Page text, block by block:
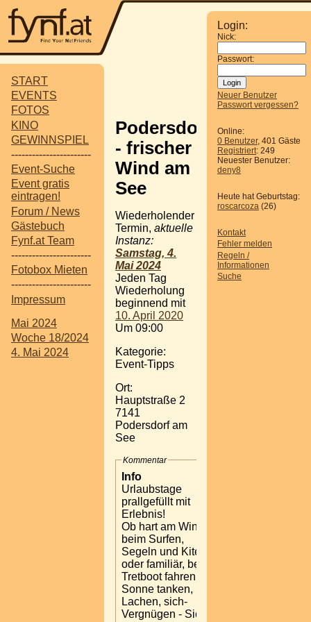
START
EVENTS
FOTOS
KINO
GEWINNSPIEL
-----------------------
Event-Suche
Event gratis
eintragen!
Forum / News
Gästebuch
Fynf.at Team
-----------------------
Fotobox Mieten
-----------------------
Impressum
Mai 2024
Woche 18/2024
4. Mai 2024
Login:
Nick:
Passwort:
Neuer Benutzer
Passwort vergessen?
Online:
0 Benutzer, 401 Gäste
Registriert: 249
Neuester Benutzer:
deny8
Heute hat Geburtstag:
roscarcoza (26)
Kontakt
Fehler melden
Regeln /
Informationen
Suche
Podersdorf
- frischer
Wind am
See
Wiederholender
Termin, aktuelle
Instanz:
Samstag, 4.
Mai 2024
Jeden Tag
Wiederholung
beginnend mit
10. April 2020
Um 09:00
Kategorie:
Event-Tipps
Ort:
Hauptstraße 2
7141
Podersdorf am
See
Kommentar
Info
Urlaubstage
prallgefüllt mit
Erlebnis!
Ob hart am Wind,
beim Surfen,
Segeln und Kiten
oder familiär, beim
Tretboot fahren,
Sonne tanken,
Lachen, sich-
Vergnügen - Sie